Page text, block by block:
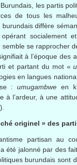
les partis
de tous les
burundais diffère
socialement
semble se rapprocher
à l’époque des
et partant du mot «
en langues
:umugambwe en
à l’ardeur, à une
originel » des
partisan au
été jalonné par des
burundais sont